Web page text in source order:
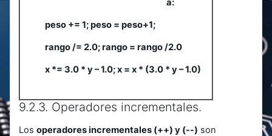
a:
peso += 1; peso = peso+1;
rango /= 2.0; rango = rango /2.0
x *= 3.0 * y – 1.0; x = x * (3.0 * y – 1.0)
9.2.3. Operadores incrementales.
Los operadores incrementales (++) y (--) son